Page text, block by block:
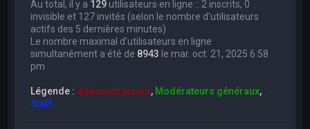
Au total, il y a 129 utilisateurs en ligne :: 2 inscrits, 0
invisible et 127 invités (selon le nombre d’utilisateurs
actifs des 5 dernières minutes)
Le nombre maximal d’utilisateurs en ligne
simultanément a été de 8943 le mar. oct. 21, 2025 6:58
pm
Légende :Administrateurs, Modérateurs généraux,
Staff